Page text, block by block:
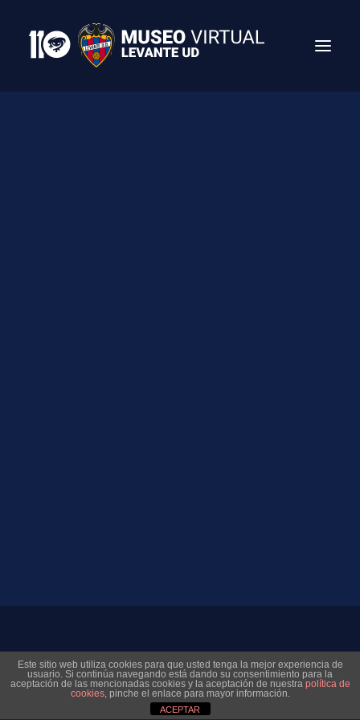
© 2026 Museo Virtual Levante UD. All rights reserved
Este sitio web utiliza cookies para que usted tenga la mejor experiencia de
usuario. Si continúa navegando está dando su consentimiento para la
aceptación de las mencionadas cookies y la aceptación de nuestra política de
cookies, pinche el enlace para mayor información.
ACEPTAR